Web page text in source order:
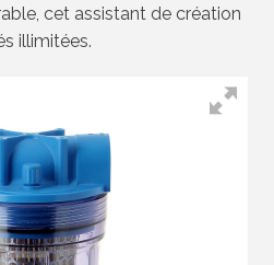
cet assistant de création
illimitées.